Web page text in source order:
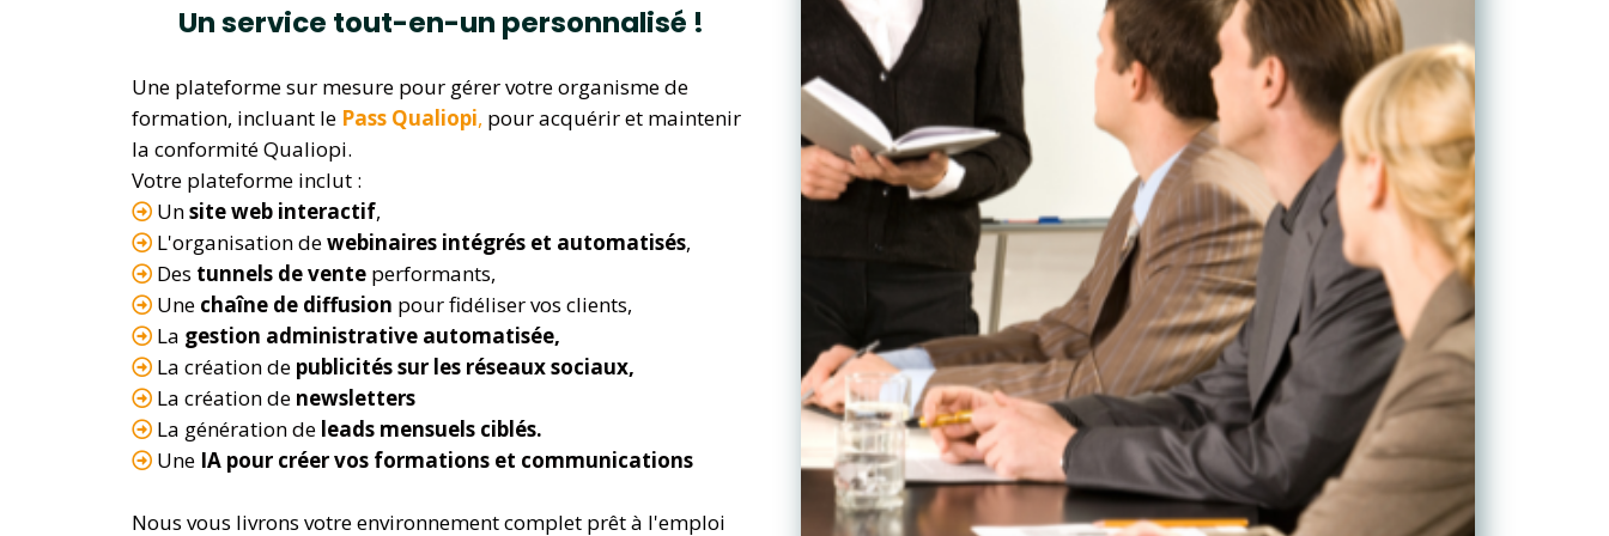
Un service tout-en-un personnalisé !
Une plateforme sur mesure pour gérer votre organisme de
formation, incluant le Pass Qualiopi, pour acquérir et maintenir
la conformité Qualiopi.
Votre plateforme inclut :
Unsite web interactif,
L'organisation dewebinaires intégrés et automatisés,
Des tunnels de vente performants,
Une chaîne de diffusion pour fidéliser vos clients,
La gestion administrative automatisée,
La création de publicités sur les réseaux sociaux,
La création de newsletters
La générationde leads mensuels ciblés.
Une IA pour créer vos formations et communications
Nous vous livrons votre environnement complet prêt à l'emploi